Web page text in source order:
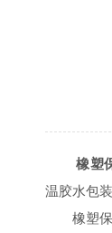
橡塑
温胶水包
橡塑保温